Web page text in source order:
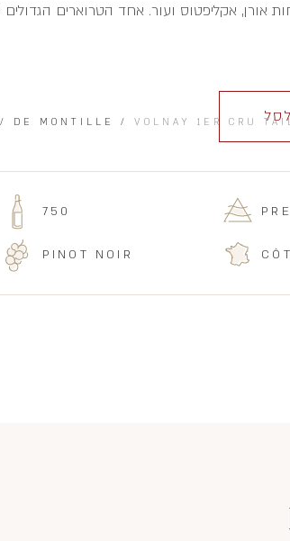
/ DE MONTILLE / VOLNAY 1ER CRU
אורן, אקליפטוס ועור. אחד הטרוארים
750
PINOT NOIR